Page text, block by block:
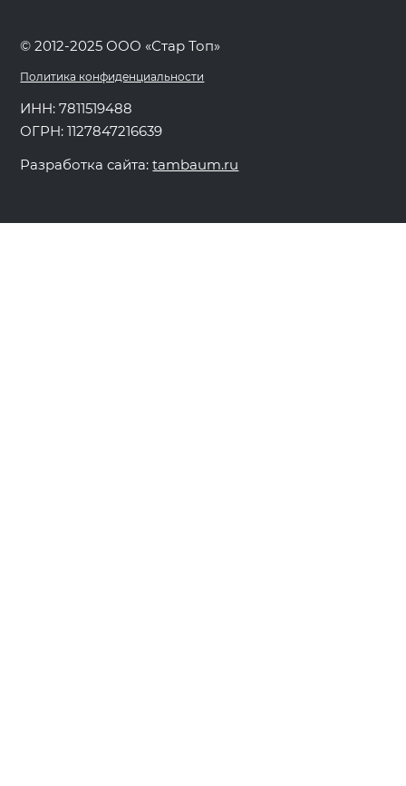
© 2012-2025 ООО «Стар Топ»
Политика конфиденциальности
ИНН: 7811519488
ОГРН: 1127847216639
Разработка сайта:tambaum.ru